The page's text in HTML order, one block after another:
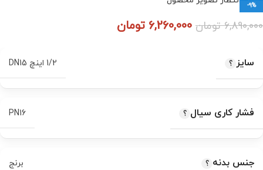
-9%
6,890,000 تومان 6,260,000 تومان
سایز 1/2 اینچ DN15
فشار کاری سیال PN16
جنس بدنه برنج